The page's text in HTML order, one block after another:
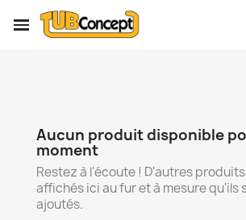
Aucun produit disponible
moment
Restez à l'écoute ! D'autres
affichés ici au fur et à mesure qu'ils
ajoutés.